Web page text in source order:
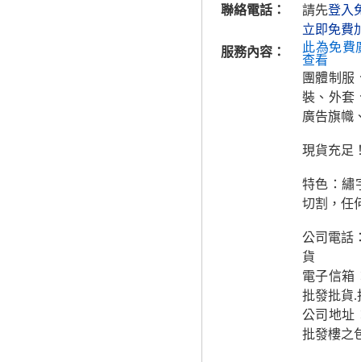
聯絡電話：
請先登入
立即免費
服務內容：
此為免費
查看
團體制服
裝、外套
廣告旗幟
現貨充足
特色：繡
切割，任
公司電話
貨
電子信箱
批發批貨.
公司地址
批發樓之